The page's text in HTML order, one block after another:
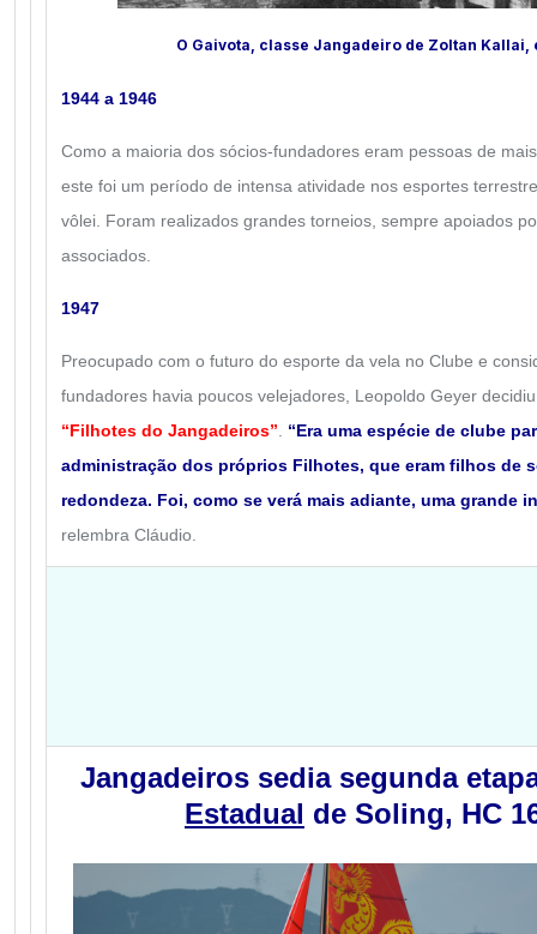
O Gaivota, classe Jangadeiro de Zoltan Kallai,
1944 a 1946
Como a maioria dos sócios-fundadores eram pessoas de
este foi um período de intensa atividade nos esportes
vôlei. Foram realizados grandes torneios, sempre apoiados
associados.
1947
Preocupado com o futuro do esporte da vela no Clube e
fundadores havia poucos velejadores, Leopoldo Geyer
“Filhotes do Jangadeiros”
“Era uma espécie de clube
administração dos próprios Filhotes, que eram filhos de
redondeza. Foi, como se verá mais adiante, uma grande
relembra Cláudio.
Jangadeiros sedia segunda
Estadual de Soling, HC